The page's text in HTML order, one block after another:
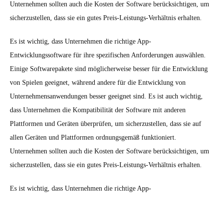
Unternehmen sollten auch die Kosten der Software berücksichtigen, um
sicherzustellen, dass sie ein gutes Preis-Leistungs-Verhältnis erhalten.
Es ist wichtig, dass Unternehmen die richtige App-
Entwicklungssoftware für ihre spezifischen Anforderungen auswählen.
Einige Softwarepakete sind möglicherweise besser für die Entwicklung
von Spielen geeignet, während andere für die Entwicklung von
Unternehmensanwendungen besser geeignet sind. Es ist auch wichtig,
dass Unternehmen die Kompatibilität der Software mit anderen
Plattformen und Geräten überprüfen, um sicherzustellen, dass sie auf
allen Geräten und Plattformen ordnungsgemäß funktioniert.
Unternehmen sollten auch die Kosten der Software berücksichtigen, um
sicherzustellen, dass sie ein gutes Preis-Leistungs-Verhältnis erhalten.
Es ist wichtig, dass Unternehmen die richtige App-